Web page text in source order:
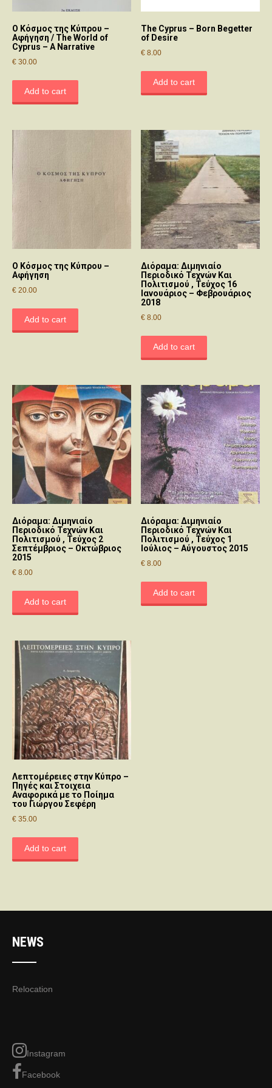
Ο Κόσμος της Κύπρου –
Αφήγηση / The World of
Cyprus – A Narrative
€ 30.00
Add to cart
The Cyprus – Born Begetter
of Desire
€ 8.00
Add to cart
Ο Κόσμος της Κύπρου –
Αφήγηση
€ 20.00
Add to cart
Διόραμα: Διμηνιαίο
Περιοδικό Τεχνών Και
Πολιτισμού , Τεύχος 16
Ιανουάριος – Φεβρουάριος
2018
€ 8.00
Add to cart
Διόραμα: Διμηνιαίο
Περιοδικό Τεχνών Και
Πολιτισμού , Τεύχος 2
Σεπτέμβριος – Οκτώβριος
2015
€ 8.00
Add to cart
Διόραμα: Διμηνιαίο
Περιοδικό Τεχνών Και
Πολιτισμού , Τεύχος 1
Ιούλιος – Αύγουστος 2015
€ 8.00
Add to cart
Λεπτομέρειες στην Κύπρο –
Πηγές και Στοιχεια
Αναφορικά με το Ποίημα
του Γιώργου Σεφέρη
€ 35.00
Add to cart
NEWS
Relocation
Instagram
Facebook